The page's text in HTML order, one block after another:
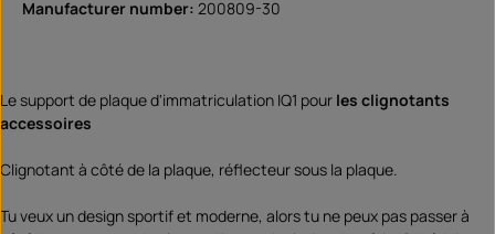
Manufacturer number: 200809-30
Le support de plaque d'immatriculation IQ1 pour les clignotants
accessoires
Clignotant à côté de la plaque, réflecteur sous la plaque.
Tu veux un design sportif et moderne, alors tu ne peux pas passer à